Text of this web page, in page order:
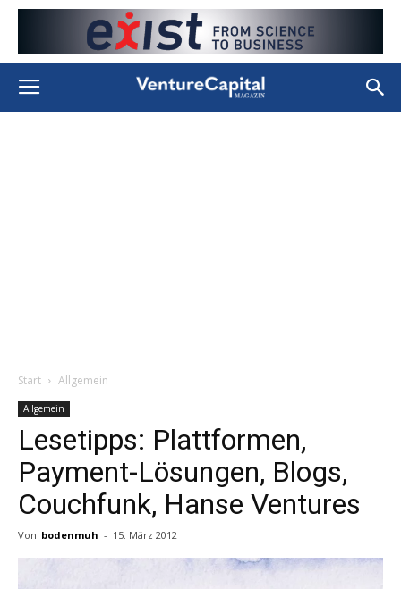
Start Allgemein
Allgemein
Lesetipps: Plattformen,
Payment-Lösungen, Blogs,
Couchfunk, Hanse Ventures
Von bodenmuh - 15. März 2012